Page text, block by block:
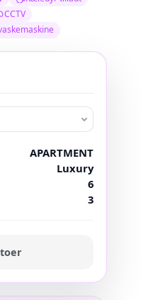
CCTV
APARTMENT
Luxury
6
3